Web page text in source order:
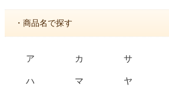
・商品名で探す
ア カ サ
ハ マ ヤ